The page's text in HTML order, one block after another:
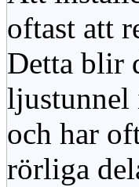
oftast att
Detta blir
ljustunnel
och har
rörliga